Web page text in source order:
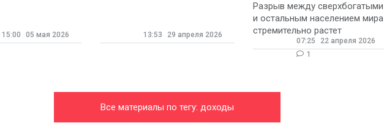
15:00 05 мая 2026 13:53 29 апреля 2026
Разрыв между сверхбогатыми
и остальным населением мира
стремительно растет
07:25
22 апреля 2026
1
Все материалы по тегу: доходы